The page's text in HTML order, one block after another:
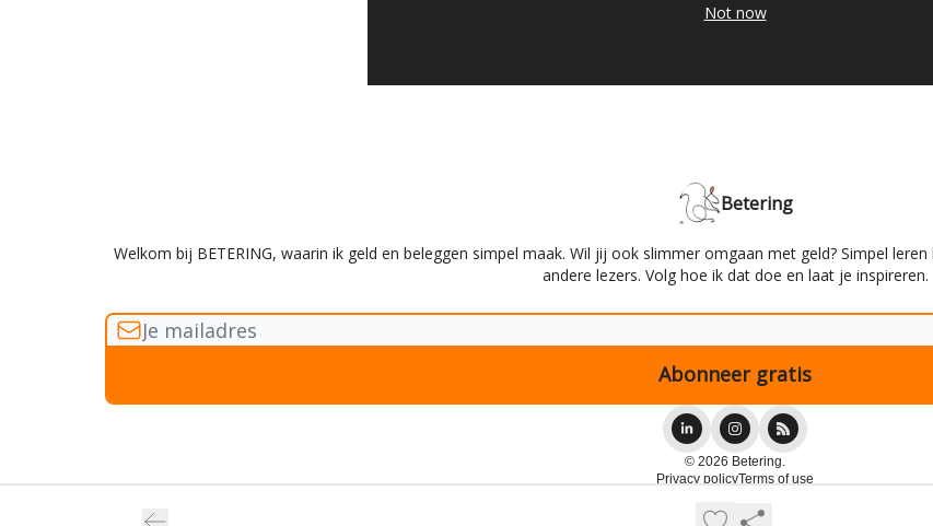
Not now
Betering
Welkom bij BETERING, waarin ik geld en beleggen simpel maak. Wil jij ook slimmer omgaan met geld? Simpel
andere lezers. Volg hoe ik dat doe en laat je inspireren.
© 2026 Betering.
Privacy policyTerms of use
Powered by beehiiv